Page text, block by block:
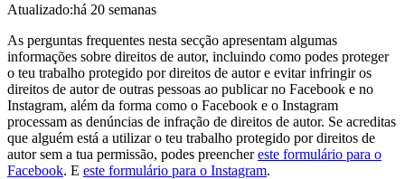
Atualizado:há 20 semanas
As perguntas frequentes nesta secção apresentam algumas
informações sobre direitos de autor, incluindo como podes proteger
o teu trabalho protegido por direitos de autor e evitar infringir os
direitos de autor de outras pessoas ao publicar no Facebook e no
Instagram, além da forma como o Facebook e o Instagram
processam as denúncias de infração de direitos de autor. Se acreditas
que alguém está a utilizar o teu trabalho protegido por direitos de
autor sem a tua permissão, podes preenchereste formulário para o
Facebook. E este formulário para o Instagram.